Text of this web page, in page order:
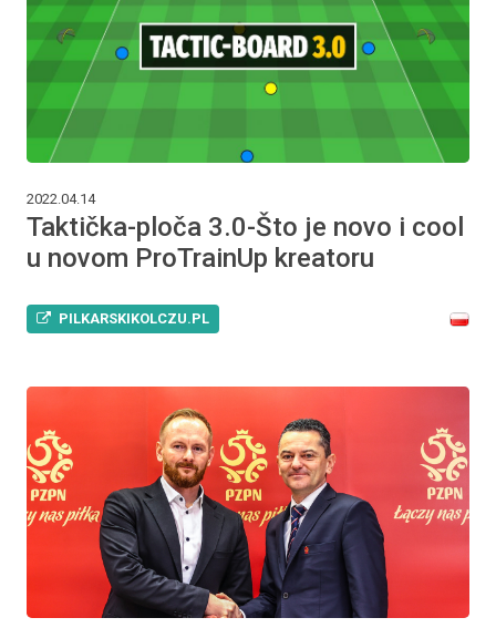
2022.04.14
Taktička-ploča 3.0-Što je novo i cool
u novom ProTrainUp kreatoru
PILKARSKIKOLCZU.PL